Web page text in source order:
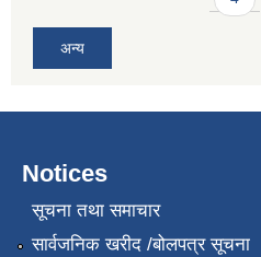
अन्य
Notices
सूचना तथा समाचार
सार्वजनिक खरीद /बोलपत्र सूचना